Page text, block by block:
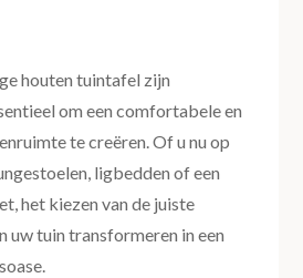
houten tuintafel zijn
om een comfortabele en
te creëren. Of u nu op
ligbedden of een
het kiezen van de juiste
uw tuin transformeren in een